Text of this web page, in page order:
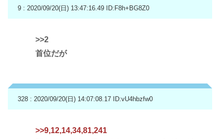
9 : 2020/09/20(日) 13:47:16.49 ID:F8h+BG8Z0
>>2
首位だが
328 : 2020/09/20(日) 14:07:08.17 ID:vU4hbzfw0
>>9,12,14,34,81,241